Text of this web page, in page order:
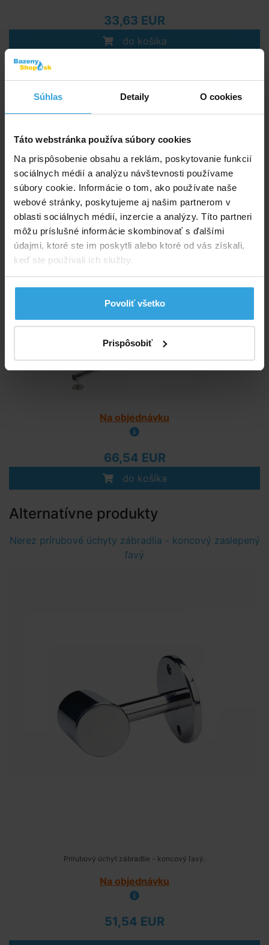
Súhlas Detaily O cookies
Táto webstránka používa súbory cookies
Na prispôsobenie obsahu a reklám, poskytovanie funkcií
sociálnych médií a analýzu návštevnosti používame
súbory cookie. Informácie o tom, ako používate naše
webové stránky, poskytujeme aj našim partnerom v
oblasti sociálnych médií, inzercie a analýzy. Títo partneri
môžu príslušné informácie skombinovať s ďalšími
údajmi, ktoré ste im poskytli alebo ktoré od vás získali,
keď ste používali ich služby.
Povoliť všetko
Prispôsobiť
33,63 EUR
do košíka
Nerez trubka pre zábradlie - Ø35 mm, 1,5m
Na objednávku
50,63 EUR
do košíka
Nerez trubka pre zábradlia - Ø35 mm, 2m
Na objednávku
66,54 EUR
do košíka
Alternatívne produkty
Nerez prírubové úchyty zábradlia - koncový zaslepený
ľavý
Prírubový úchyt zábradlie - koncový ľavý.
Na objednávku
51,54 EUR